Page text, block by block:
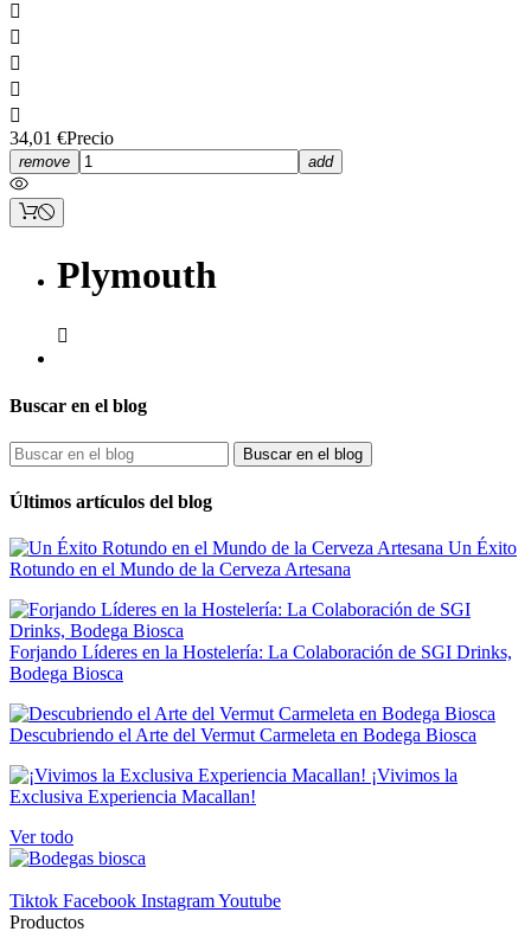





34,01 €Precio
remove add
Plymouth

PRODUCTOR
€
€
Formato
70 cl 1
PAIS
Novedades
Novedades 0
En Oferta
View products1
Buscar en el blog
Buscar en el blog
Últimos artículos del blog
Un Éxito
Rotundo en el Mundo de la Cerveza Artesana
Forjando Líderes en la Hostelería: La Colaboración de SGI Drinks,
Bodega Biosca
Descubriendo el Arte del Vermut Carmeleta en Bodega Biosca
¡Vivimos la
Exclusiva Experiencia Macallan!
Ver todo
Tiktok Facebook InstagramYoutube
Productos